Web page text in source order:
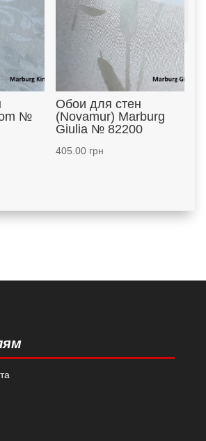
№
Обои для стен
(Novamur) Marburg
Giulia № 82200
405.00грн